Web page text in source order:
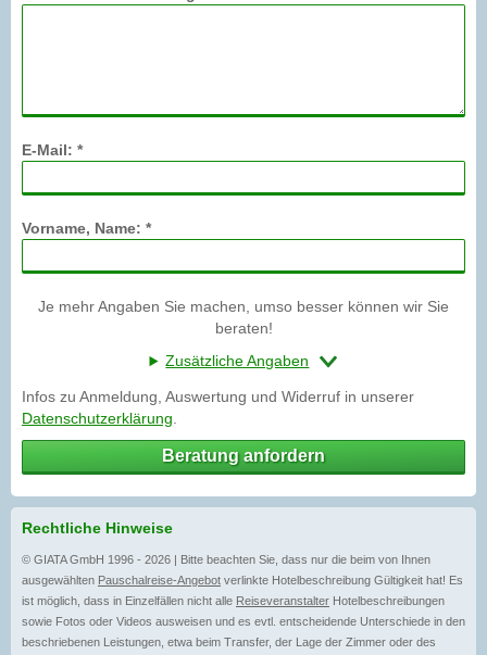
E-Mail: *
Vorname, Name: *
Je mehr Angaben Sie machen, umso besser können wir Sie
beraten!
Zusätzliche Angaben
Infos zu Anmeldung, Auswertung und Widerruf in unserer
Datenschutzerklärung
Beratung anfordern
Rechtliche Hinweise
© GIATA GmbH 1996 - 2026 | Bitte beachten Sie, dass nur die beim von Ihnen
ausgewählten Pauschalreise-Angebot verlinkte Hotelbeschreibung Gültigkeit hat! Es
ist möglich, dass in Einzelfällen nicht alle Reiseveranstalter Hotelbeschreibungen
sowie Fotos oder Videos ausweisen und es evtl. entscheidende Unterschiede in den
beschriebenen Leistungen, etwa beim Transfer, der Lage der Zimmer oder des